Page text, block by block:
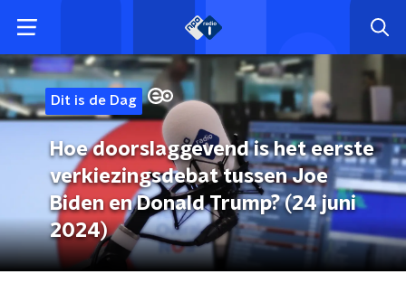
Dit is de Dag
Hoe doorslaggevend is het eerste
verkiezingsdebat tussen Joe
Biden en Donald Trump? (24 juni
2024)